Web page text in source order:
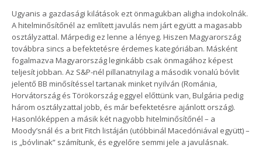
Ugyanis a gazdasági kilátások ezt önmagukban aligha indokolnák.
A hitelminősítőnél az említett javulás nem járt együtt a magasabb
osztályzattal. Márpedig ez lenne a lényeg. Hiszen Magyarország
továbbra sincs a befektetésre érdemes kategóriában. Másként
fogalmazva Magyarország leginkább csak önmagához képest
teljesít jobban. Az S&P-nél pillanatnyilag a második vonalú bóvlit
jelentő BB minősítéssel tartanak minket nyilván (Románia,
Horvátország és Törökország eggyel előttünk van, Bulgária pedig
három osztályzattal jobb, és már befektetésre ajánlott ország).
Hasonlóképpen a másik két nagyobb hitelminősítőnél – a
Moody’snál és a brit Fitch listáján (utóbbinál Macedóniával együtt) –
is „bóvlinak” számítunk, és egyelőre semmi jele a javulásnak.